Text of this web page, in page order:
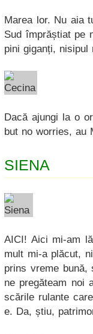
Marea lor. Nu aia
Sud împrăștiat pe
pini giganți, nisipul
Dacă ajungi la o
but no worries, au
SIENA
AICI! Aici mi-am
mult mi-a plăcut,
prins vreme
ne pregăteam noi
scările rulante
e. Da, știu,